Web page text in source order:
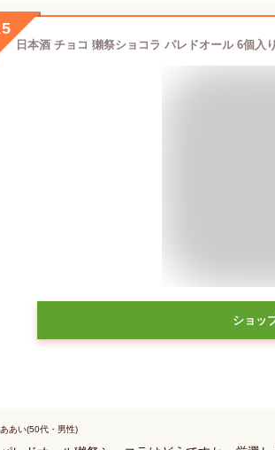
5
ショッ
ああい(50代・男性)